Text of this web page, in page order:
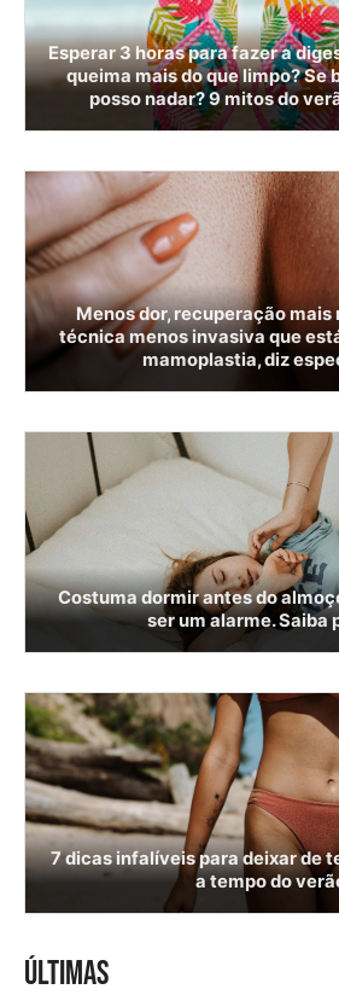
Esperar 3 horas para fazer a
queima mais do que limpo? Se
posso nadar? 9 mitos do
Menos dor, recuperação mais
técnica menos invasiva que
mamoplastia, diz
Costuma dormir antes do
ser um alarme. Saiba
7 dicas infalíveis para deixar de
a tempo do
ÚLTIMAS